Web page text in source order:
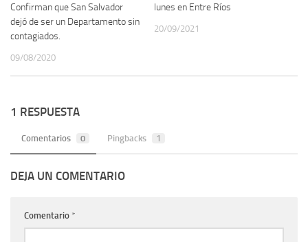
Confirman que San Salvador
dejó de ser un Departamento sin
contagiados.
09/08/2020
lunes en Entre Ríos
20/09/2021
1 RESPUESTA
Comentarios 0 Pingbacks 1
DEJA UN COMENTARIO
Comentario *